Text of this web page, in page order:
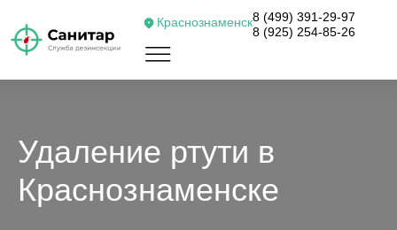
Краснознаменск8 (499) 391-29-97
8 (925) 254-85-26
Удаление ртути в
Краснознаменске